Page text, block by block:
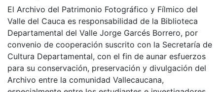
El Archivo del Patrimonio Fotográfico y Fílmico del
Valle del Cauca es responsabilidad de la Biblioteca
Departamental del Valle Jorge Garcés Borrero, por
convenio de cooperación suscrito con la Secretaría de
Cultura Departamental, con el fin de aunar esfuerzos
para su conservación, preservación y divulgación del
Archivo entre la comunidad Vallecaucana,